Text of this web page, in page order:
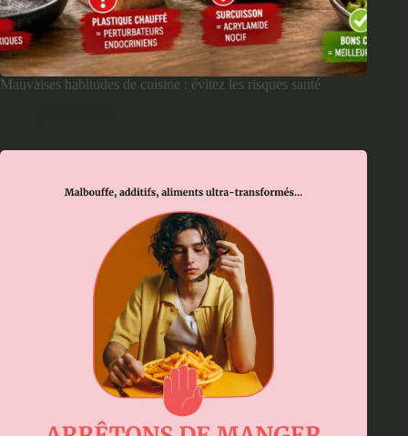
Mauvaises habitudes de cuisine : évitez les risques santé